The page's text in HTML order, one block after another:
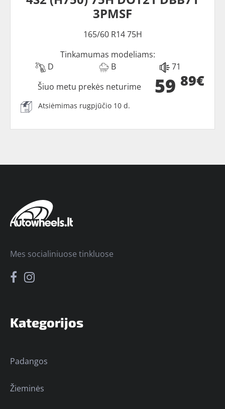
3PMSF
165/60 R14 75H
Tinkamumas modeliams:
D
B 71
59 89€
Šiuo metu prekės neturime
Atsiėmimas rugpjūčio 10 d.
Kategorijos
Padangos
Žieminės
Mes socialiniuose tinkluose